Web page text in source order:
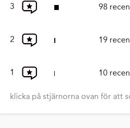
3 98
2 19
1 10
klicka på stjärnorna ovan för att